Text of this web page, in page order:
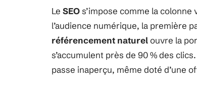
Le SEOs’impose comme la colonne
l’audience numérique, la première
référencement naturelouvre la
s’accumulent près de 90 % des clics.
passe inaperçu, même doté d’une